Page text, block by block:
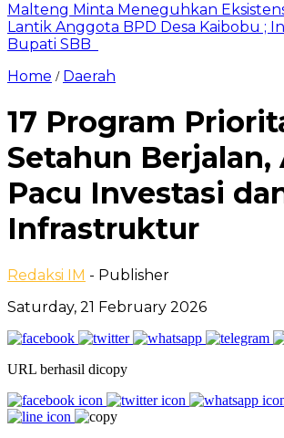
Malteng Minta Meneguhkan
Lantik Anggota BPD Desa Kaibobu ;
Bupati SBB
Home / Daerah
17 Program
Setahun Berjalan,
Pacu Investasi
Infrastruktur
Redaksi IM - Publisher
Saturday, 21 February 2026
URL berhasil dicopy